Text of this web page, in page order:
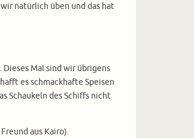
natürlich üben und das hat
Mal sind wir übrigens
es schmackhafte Speisen
Schaukeln des Schiffs nicht
aus Kairo).